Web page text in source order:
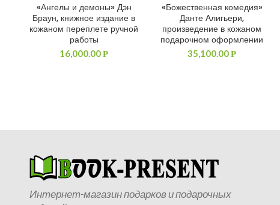
ДОБАВИТЬ В КОРЗИНУ
«Ангелы и демоны» Дэн
Браун, книжное издание в
кожаном переплете ручной
работы
16,000.00Р
ДОБАВИТЬ В КОРЗИНУ
«Божественная комедия»
Данте Алигьери,
произведение в кожаном
подарочном оформлении
35,100.00Р
Интернет-магазин подарков и подарочных